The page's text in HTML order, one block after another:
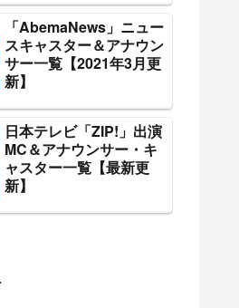
「AbemaNews」ニュー
スキャスター＆アナウン
サー一覧【2021年3月更
新】
日本テレビ「ZIP!」出演
MC＆アナウンサー・キ
ャスター一覧【最新更
新】